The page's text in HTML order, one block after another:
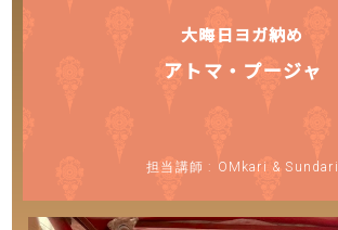
大晦日ヨガ納め
アトマ・プージャ
担当講師 : OMkari & Sundari